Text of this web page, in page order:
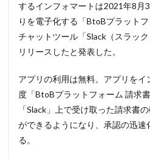
するインフォマートは2021年8月
りを電子化する「BtoBプラット
チャットツール「Slack（スラッ
リリースしたと発表した。
アプリの利用は無料。アプリを
度「BtoBプラットフォーム 請求
「Slack」上で受け取った請求書
ができるようになり、承認の迅
る。